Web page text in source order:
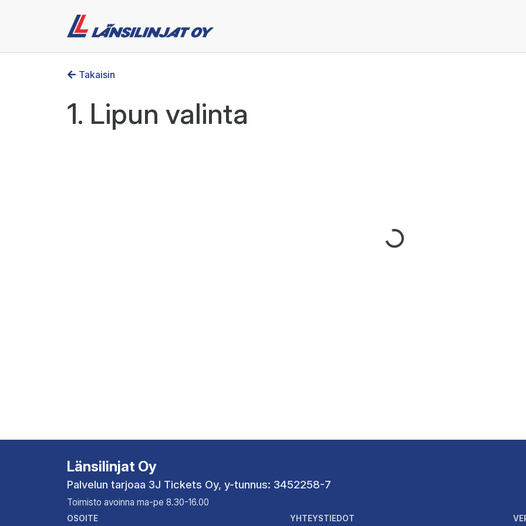
Takaisin
1. Lipun valinta
Länsilinjat Oy
Palvelun tarjoaa 3J Tickets Oy, y-tunnus: 3452258-7
Toimisto avoinna ma-pe 8.30-16.00
OSOITE YHTEYSTIEDOT